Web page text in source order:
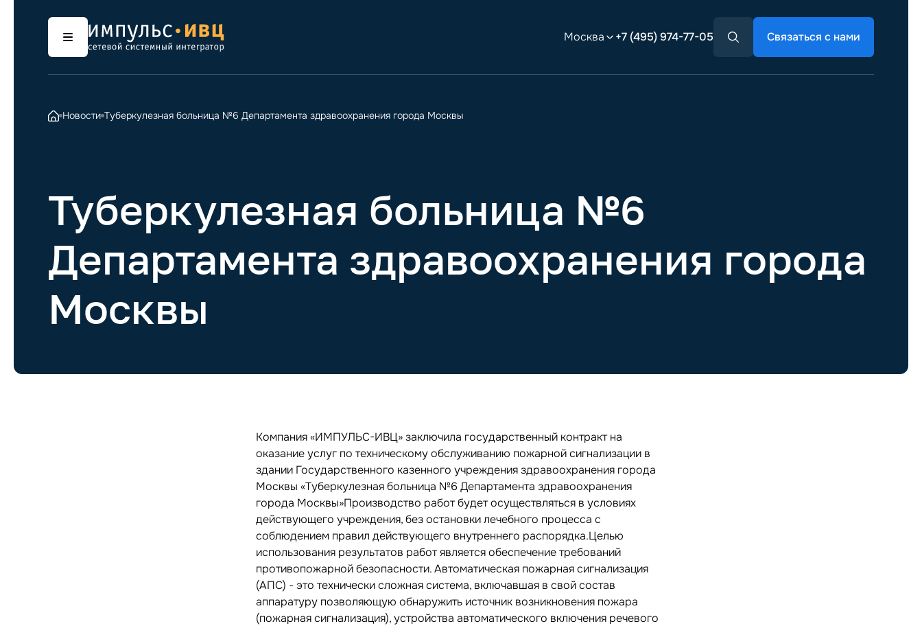
Москва +7 (495) 974-77-05 Связаться с нами
Новости Туберкулезная больница №6 Департамента здравоохранения города Москвы
Туберкулезная больница №6
Департамента здравоохранения города
Москвы
Компания «ИМПУЛЬС-ИВЦ» заключила государственный контракт на
оказание услуг по техническому обслуживанию пожарной сигнализации в
здании Государственного казенного учреждения здравоохранения города
Москвы «Туберкулезная больница №6 Департамента здравоохранения
города Москвы»Производство работ будет осуществляться в условиях
действующего учреждения, без остановки лечебного процесса с
соблюдением правил действующего внутреннего распорядка.Целью
использования результатов работ является обеспечение требований
противопожарной безопасности. Автоматическая пожарная сигнализация
(АПС) - это технически сложная система, включавшая в свой состав
аппаратуру позволяющую обнаружить источник возникновения пожара
(пожарная сигнализация), устройства автоматического включения речевого